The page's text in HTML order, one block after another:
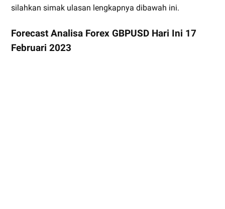
silahkan simak ulasan lengkapnya dibawah ini.
Forecast Analisa Forex GBPUSD Hari Ini 17
Februari 2023